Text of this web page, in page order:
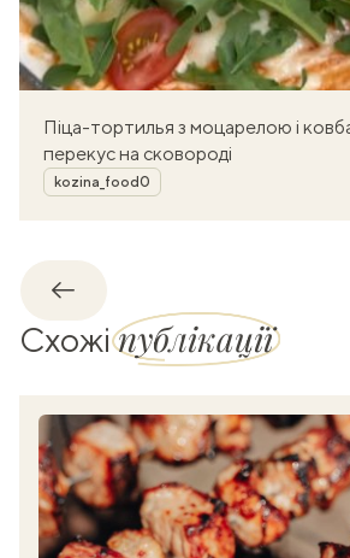
Піца-тортилья з моцарелою і
перекус на сковороді
Автор
kozina_food0
Назад
Схожіпублікації